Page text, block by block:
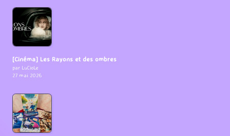
[Cinéma] Les Rayons et des ombres
par LuCioLe
27 mai 2026